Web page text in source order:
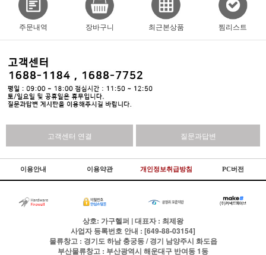
주문내역 장바구니 최근본상품 찜리스트
고객센터 연결 질문과답변
이용안내 이용약관 개인정보취급방침 PC버전
상호: 가구헬퍼 | 대표자 : 최제왕
사업자 등록번호 안내 : [649-88-03154]
물류창고 : 경기도 하남 충궁동 / 경기 남양주시 화도읍
부산물류창고 : 부산광역시 해운대구 반여동 1동